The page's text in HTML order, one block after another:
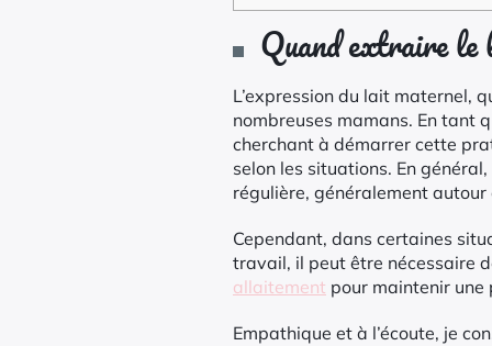
Quand extraire
L’expression du lait maternel,
nombreuses mamans. En tant
cherchant à démarrer cette
selon les situations. En
régulière, généralement
Cependant, dans certaines
travail, il peut être nécessaire
allaitement pour maintenir
Empathique et à l’écoute, je